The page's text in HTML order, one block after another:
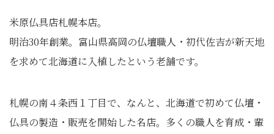
米原仏具店札幌本店。
明治30年創業。富山県高岡の仏壇職人・初代佐吉が新天地
を求めて北海道に入植したという老舗です。
札幌の南４条西１丁目で、なんと、北海道で初めて仏壇・
仏具の製造・販売を開始した名店。多くの職人を育成・輩